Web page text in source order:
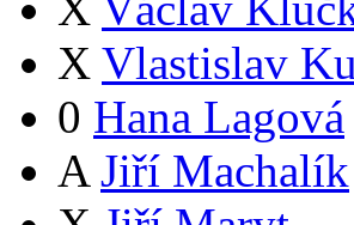
X Vlastislav
0 Hana Lagová
A Jiří Machalík